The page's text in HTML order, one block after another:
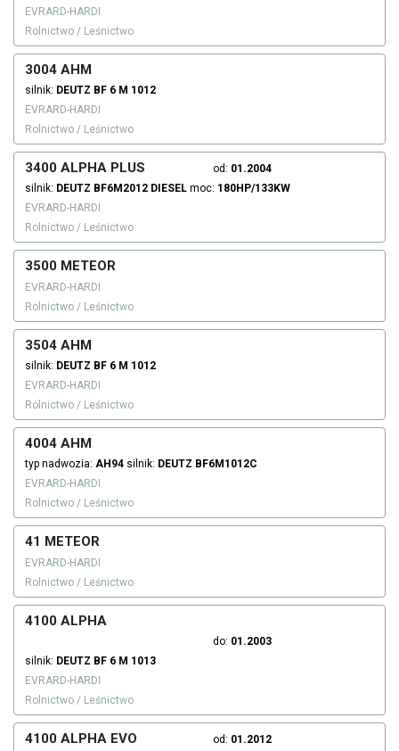
EVRARD-HARDI
Rolnictwo / Leśnictwo
3004 AHM
silnik: DEUTZ BF 6 M 1012
EVRARD-HARDI
Rolnictwo / Leśnictwo
3400 ALPHA PLUS od: 01.2004
silnik: DEUTZ BF6M2012 DIESEL moc: 180HP/133KW
EVRARD-HARDI
Rolnictwo / Leśnictwo
3500 METEOR
EVRARD-HARDI
Rolnictwo / Leśnictwo
3504 AHM
silnik: DEUTZ BF 6 M 1012
EVRARD-HARDI
Rolnictwo / Leśnictwo
4004 AHM
typ nadwozia: AH94 silnik: DEUTZ BF6M1012C
EVRARD-HARDI
Rolnictwo / Leśnictwo
41 METEOR
EVRARD-HARDI
Rolnictwo / Leśnictwo
4100 ALPHA
do: 01.2003
silnik: DEUTZ BF 6 M 1013
EVRARD-HARDI
Rolnictwo / Leśnictwo
4100 ALPHA EVO od: 01.2012